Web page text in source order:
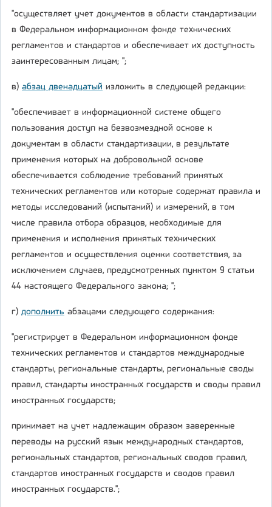
"осуществляет учет документов в области стандартизации
в Федеральном информационном фонде технических
регламентов и стандартов и обеспечивает их доступность
заинтересованным лицам; ";
в) абзац двенадцатый изложить в следующей редакции:
"обеспечивает в информационной системе общего
пользования доступ на безвозмездной основе к
документам в области стандартизации, в результате
применения которых на добровольной основе
обеспечивается соблюдение требований принятых
технических регламентов или которые содержат правила и
методы исследований (испытаний) и измерений, в том
числе правила отбора образцов, необходимые для
применения и исполнения принятых технических
регламентов и осуществления оценки соответствия, за
исключением случаев, предусмотренных пунктом 9 статьи
44 настоящего Федерального закона; ";
г) дополнить абзацами следующего содержания:
"регистрирует в Федеральном информационном фонде
технических регламентов и стандартов международные
стандарты, региональные стандарты, региональные своды
правил, стандарты иностранных государств и своды правил
иностранных государств;
принимает на учет надлежащим образом заверенные
переводы на русский язык международных стандартов,
региональных стандартов, региональных сводов правил,
стандартов иностранных государств и сводов правил
иностранных государств.";